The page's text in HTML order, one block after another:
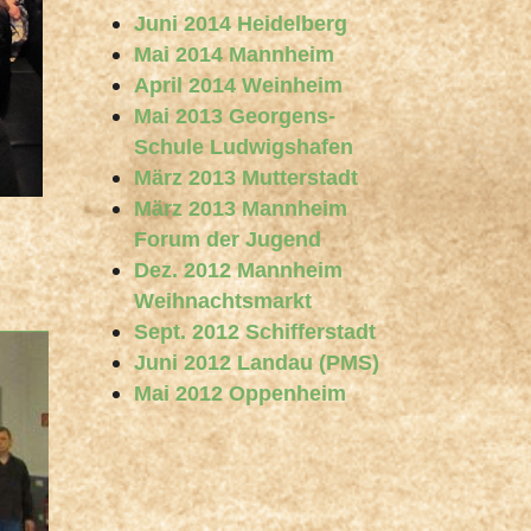
Juni 2014 Heidelberg
Mai 2014 Mannheim
April 2014 Weinheim
Mai 2013 Georgens-
Schule Ludwigshafen
März 2013 Mutterstadt
März 2013 Mannheim
Forum der Jugend
Dez. 2012 Mannheim
Weihnachtsmarkt
Sept. 2012 Schifferstadt
Juni 2012 Landau (PMS)
Mai 2012 Oppenheim